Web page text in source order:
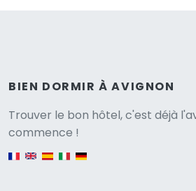
BIEN DORMIR À AVIGNON
Trouver le bon hôtel, c'est déjà
commence !
English version